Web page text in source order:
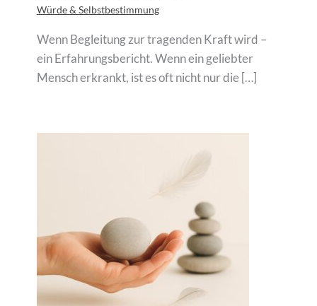
Würde & Selbstbestimmung
Wenn Begleitung zur tragenden Kraft wird –
ein Erfahrungsbericht. Wenn ein geliebter
Mensch erkrankt, ist es oft nicht nur die […]